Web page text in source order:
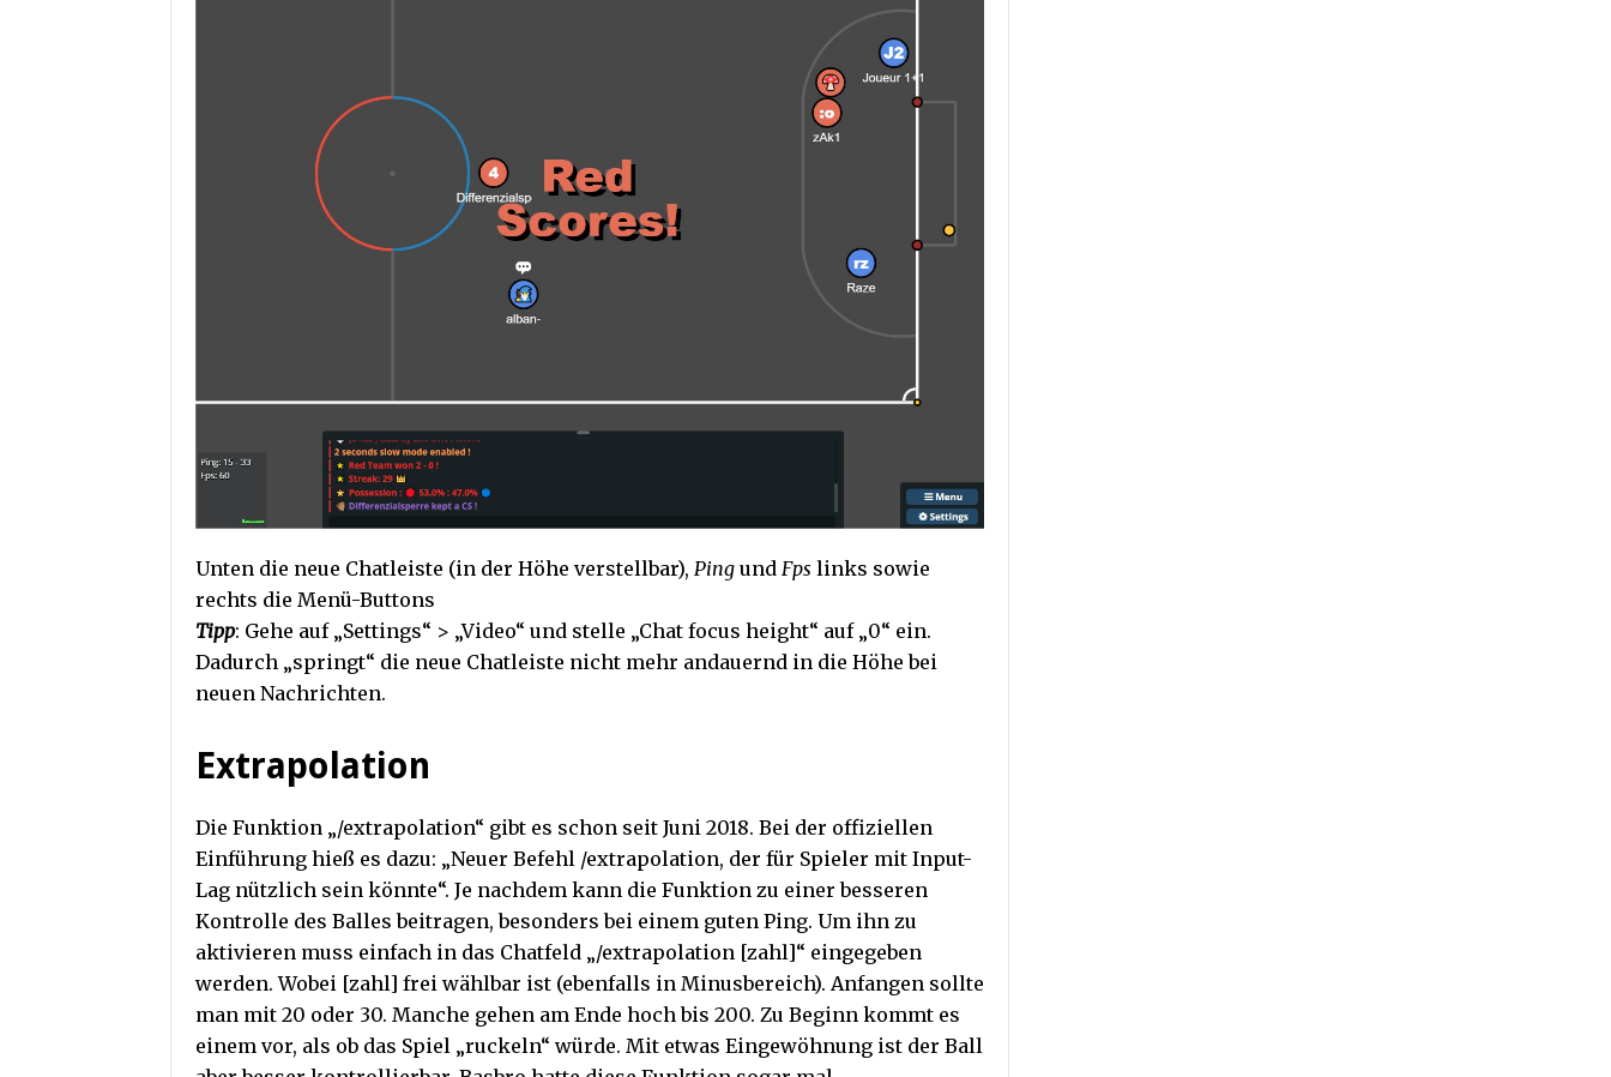
Unten die neue Chatleiste (in der Höhe verstellbar), Ping und Fps links sowie
rechts die Menü-Buttons
Tipp: Gehe auf „Settings“ > „Video“ und stelle „Chat focus height“ auf „0“ ein.
Dadurch „springt“ die neue Chatleiste nicht mehr andauernd in die Höhe bei
neuen Nachrichten.
Extrapolation
Die Funktion „/extrapolation“ gibt es schon seit Juni 2018. Bei der offiziellen
Einführung hieß es dazu: „Neuer Befehl /extrapolation, der für Spieler mit Input-
Lag nützlich sein könnte“. Je nachdem kann die Funktion zu einer besseren
Kontrolle des Balles beitragen, besonders bei einem guten Ping. Um ihn zu
aktivieren muss einfach in das Chatfeld „/extrapolation [zahl]“ eingegeben
werden. Wobei [zahl] frei wählbar ist (ebenfalls in Minusbereich). Anfangen sollte
man mit 20 oder 30. Manche gehen am Ende hoch bis 200. Zu Beginn kommt es
einem vor, als ob das Spiel „ruckeln“ würde. Mit etwas Eingewöhnung ist der Ball